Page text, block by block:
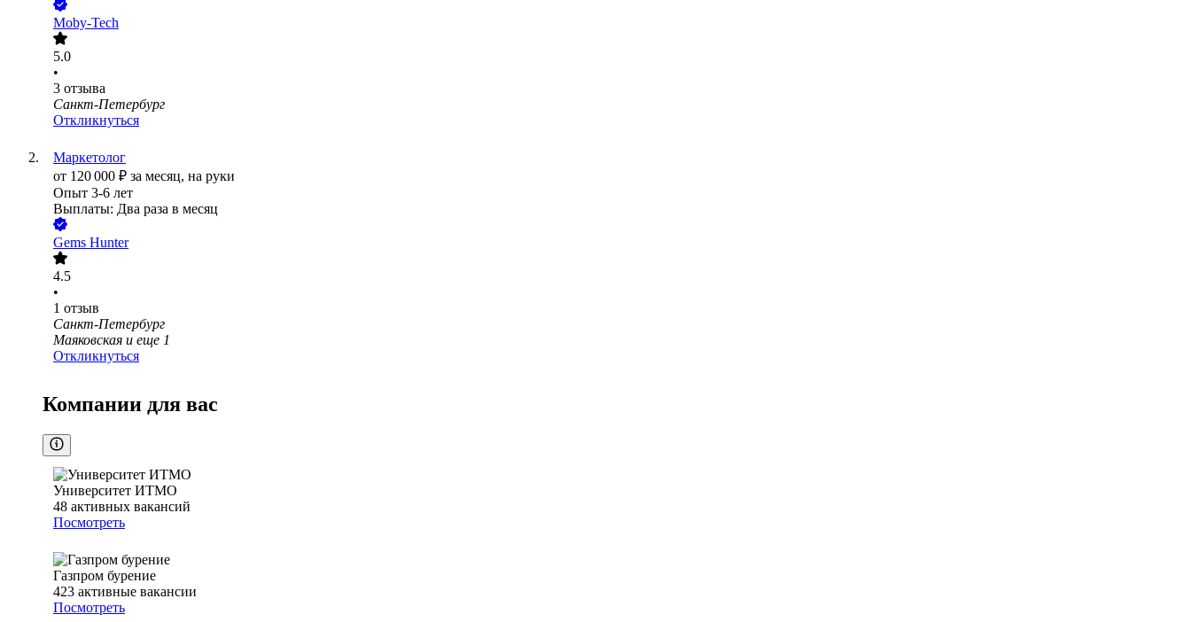
Moby-Tech
5.0
•
3 отзыва
Санкт-Петербург
Откликнуться
Маркетолог
от 120 000 ₽ за месяц, на руки
Опыт 3-6 лет
Выплаты: Два раза в месяц
Gems Hunter
4.5
•
1 отзыв
Санкт-Петербург
Маяковская и еще 1
Откликнуться
Компании для вас
Университет ИТМО
48 активных вакансий
Посмотреть
Газпром бурение
423 активные вакансии
Посмотреть